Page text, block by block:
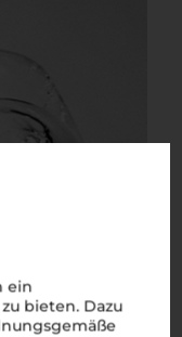
ein
bieten. Dazu